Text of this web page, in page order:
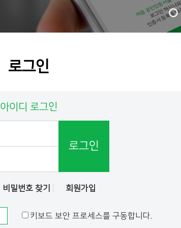
로그인
아이디 로그인
로그인
비밀번호 찾기 회원가입
키보드 보안 프로세스를 구동합니다.